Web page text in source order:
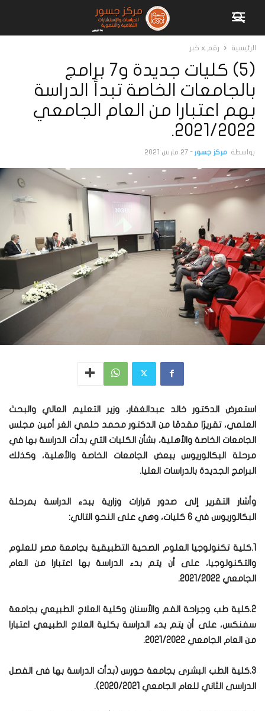
الرئيسية رقم x خبر
(5) كليات جديدة و7 برامج
بالجامعات الخاصة تبدأ الدراسة
بهم اعتبارا من العام الجامعي
2021/2022.
بواسطة مركز جسور - 27 مارس 2021
استعرض الدكتور خالد عبدالغفار، وزير التعليم العالي والبحث
العلمي، تقريرًا مقدمًا من الدكتور محمد حلمي الغر أمين مجلس
الجامعات الخاصة والأهلية، بشأن الكليات التي بدأت الدراسة بها في
مرحلة البكالوريوس ببعض الجامعات الخاصة والأهلية، وكذلك
البرامج الجديدة بالدراسات العليا.
وأشار التقرير إلى صدور قرارات وزارية ببدء الدراسة بمرحلة
البكالوريوس في 6 كليات، وهي على النحو التالي:
1.كلية تكنولوجيا العلوم الصحية التطبيقية بجامعة مصر للعلوم
والتكنولوجيا، على أن يتم بدء الدراسة بها اعتبارا من العام
الجامعي 2021/2022.
2.كلية طب وجراحة الفم والأسنان وكلية العلاج الطبيعي بجامعة
سفنكس، على أن يتم بدء الدراسة بكلية العلاج الطبيعي اعتبارا
من العام الجامعي 2021/2022.
3.كلية الطب البشرى بجامعة حورس (بدأت الدراسة بها فى الفصل
الدراسى الثاني للعام الجامعي 2020/2021).